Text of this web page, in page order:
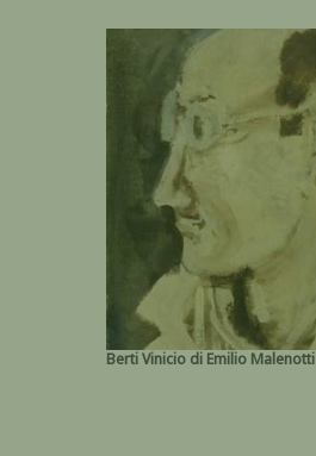
Berti Vinicio di Emilio Malenotti